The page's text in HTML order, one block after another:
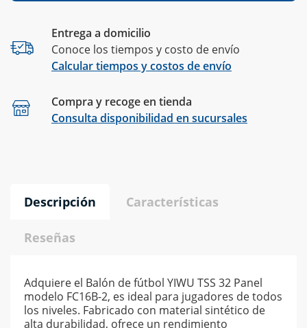
Entrega a domicilio
Conoce los tiempos y costo de envío
Calcular tiempos y costos de envío
Compra y recoge en tienda
Consulta disponibilidad en sucursales
Descripción Características
Reseñas
Adquiere el Balón de fútbol YIWU TSS 32 Panel
modelo FC16B-2, es ideal para jugadores de todos
los niveles. Fabricado con material sintético de
alta durabilidad, ofrece un rendimiento